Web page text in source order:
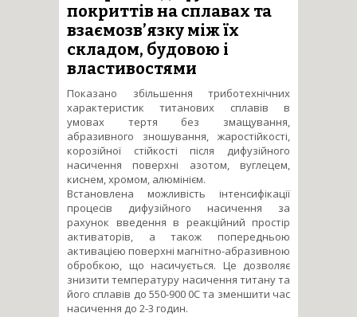
покриттів на сплавах та
взаємозв’язку між їх
складом, будовою і
властивостями
Показано збільшення триботехнічних
характеристик титанових сплавів в
умовах тертя без змащування,
абразивного зношування, жаростійкості,
корозійної стійкості після дифузійного
насичення поверхні азотом, вуглецем,
киснем, хромом, алюмінієм.
Встановлена можливість інтенсифікації
процесів дифузійного насичення за
рахунок введення в реакційний простір
активаторів, а також попередньою
активацією поверхні магнітно-абразивною
обробкою, що насичується. Це дозволяє
знизити температуру насичення титану та
його сплавів до 550-900 0С та зменшити час
насичення до 2-3 годин.